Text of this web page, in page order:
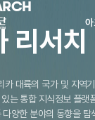
리서치
카 대륙의 국가 및 지역
는 통합 지식정보 플랫
양한 분야의 동향을 탐